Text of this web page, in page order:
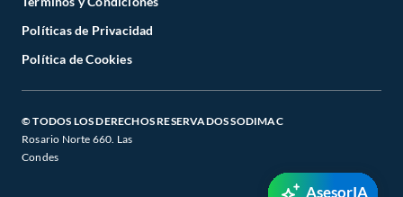
Políticas de Privacidad
Política de Cookies
© TODOS LOS DERECHOS RESERVADOS SODIMAC
Rosario Norte 660. Las
Condes
AsesorIA